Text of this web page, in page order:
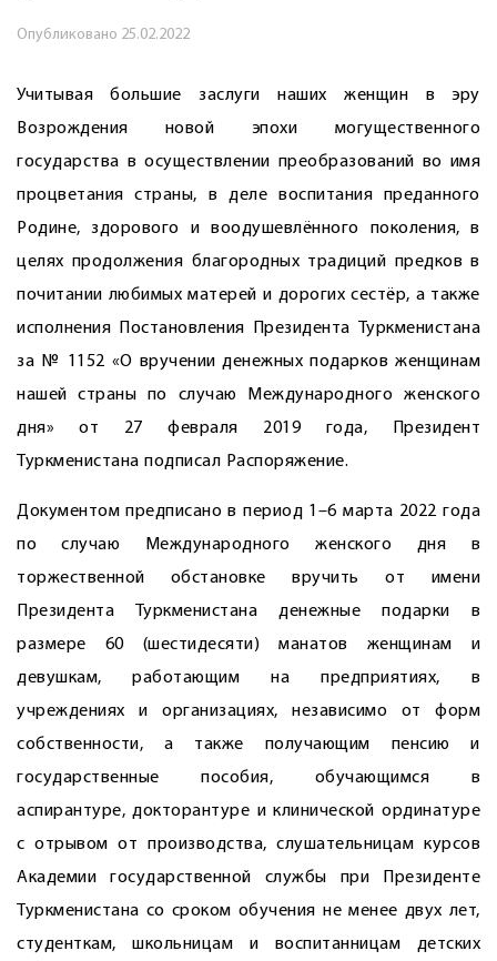
Опубликовано 25.02.2022
Учитывая большие заслуги наших женщин в эру
Возрождения новой эпохи могущественного
государства в осуществлении преобразований во имя
процветания страны, в деле воспитания преданного
Родине, здорового и воодушевлённого поколения, в
целях продолжения благородных традиций предков в
почитании любимых матерей и дорогих сестёр, а также
исполнения Постановления Президента Туркменистана
за ­№ 1152 «О вручении денежных подарков женщинам
нашей страны по случаю Международного женского
дня» от 27 февраля 2019 года, Президент
Туркменистана подписал Распоряжение.
Документом предписано в период 1–6 марта 2022 года
по случаю Международного женского дня в
торжественной обстановке вручить от имени
Президента Туркменистана денежные подарки в
размере 60 (шестидесяти) манатов женщинам и
девушкам, работающим на предприятиях, в
учреждениях и организациях, независимо от форм
собственности, а также получающим пенсию и
государственные пособия, обучающимся в
аспирантуре, докторантуре и клинической ординатуре
с отрывом от производства, слушательницам курсов
Академии государственной службы при Президенте
Туркменистана со сроком обучения не менее двух лет,
студенткам, школьницам и воспитанницам детских